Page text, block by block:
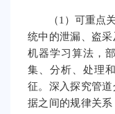
（1）可重点
统中的泄漏、盗
机器学习算法，
集、分析、处理
征。深入探究管
据之间的规律关